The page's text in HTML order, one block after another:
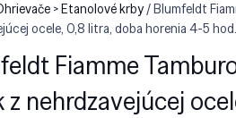
> Etanolové krby/ Blumfeldt
ocele, 0,8 litra, doba horenia 4-5 hod.
Fiamme
z nehrdzavejúcej